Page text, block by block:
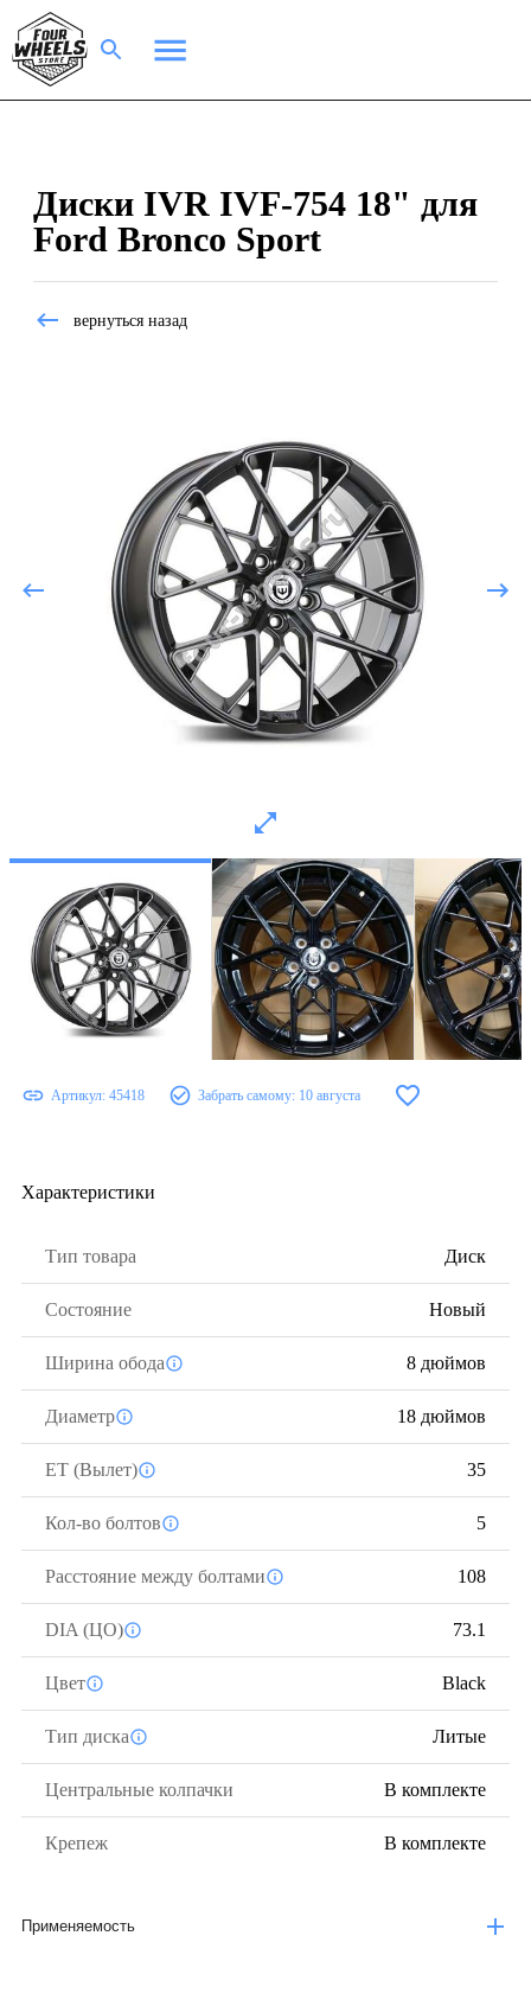
Диски IVR IVF-754 18" для
Ford Bronco Sport
вернуться назад
Артикул: 45418 Забрать самому: 10 августа
Характеристики
Тип товара Диск
Состояние Новый
Ширина обода 8 дюймов
Диаметр 18 дюймов
ЕТ (Вылет) 35
Кол-во болтов 5
Расстояние между болтами 108
DIA (ЦО) 73.1
Цвет Black
Тип диска Литые
Центральные колпачки В комплекте
Крепеж В комплекте
Применяемость